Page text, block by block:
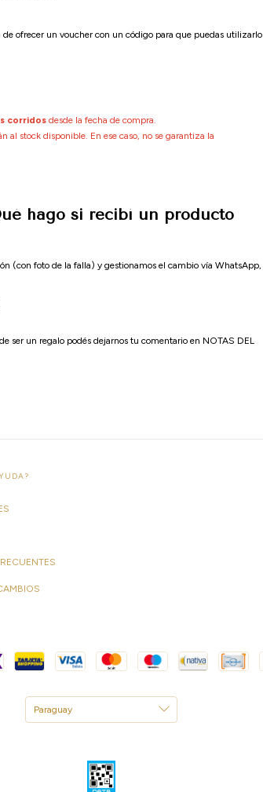
ofrecer un voucher con un código para que puedas utilizarlo
corridos desde la fecha de compra.
al stock disponible. En ese caso, no se garantiza la
hago si recibí un producto
(con foto de la falla) y gestionamos el cambio vía WhatsApp,
ser un regalo podés dejarnos tu comentario en NOTAS DEL